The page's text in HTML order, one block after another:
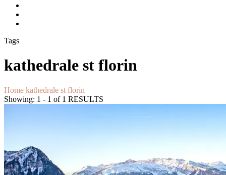
Tags
kathedrale st florin
Home kathedrale st florin
Showing: 1 - 1 of 1 RESULTS